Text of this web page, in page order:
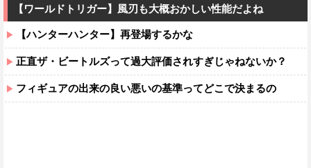
【ワールドトリガー】風刃も大概おかしい性能だよね
【ハンターハンター】再登場するかな
正直ザ・ビートルズって過大評価されすぎじゃねないか？
フィギュアの出来の良い悪いの基準ってどこで決まるの